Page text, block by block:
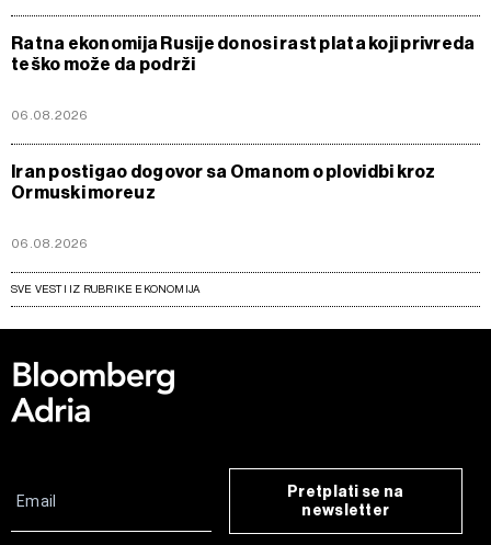
Ratna ekonomija Rusije donosi rast plata koji privreda
teško može da podrži
06.08.2026
Iran postigao dogovor sa Omanom o plovidbi kroz
Ormuski moreuz
06.08.2026
SVE VESTI IZ RUBRIKE EKONOMIJA
Pretplati se na
newsletter